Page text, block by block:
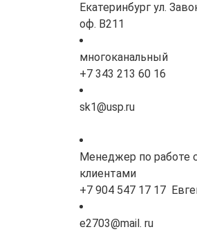
Екатеринбург ул.
оф. В211
многоканальный
+7 343 213 60 16
sk1@usp.ru
Менеджер по работе
клиентами
+7 904 547 17 17
e2703@mail. ru